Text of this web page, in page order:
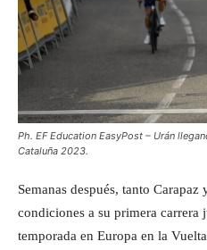
Ph. EF Education EasyPost – Urán
Cataluña 2023.
Semanas después, tanto
condiciones a su primera carrera
temporada en Europa en la